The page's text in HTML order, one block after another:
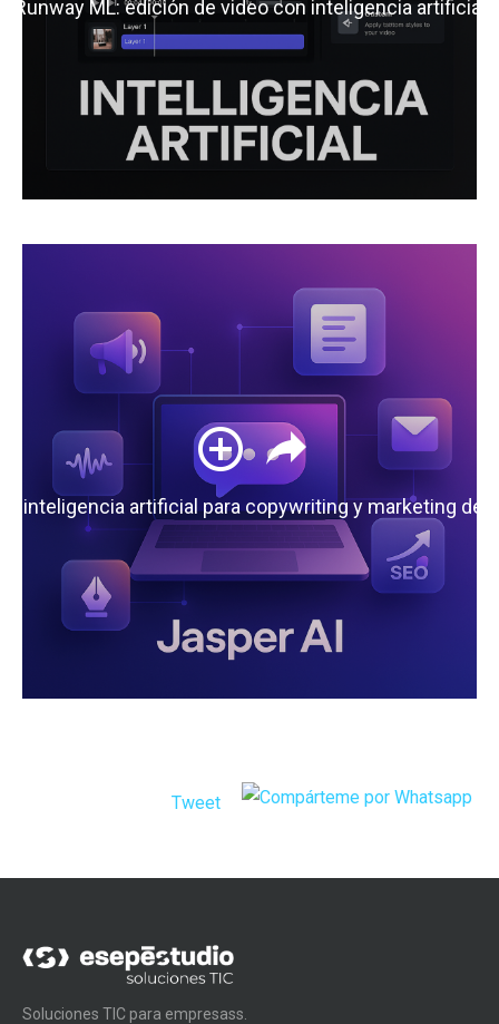
Runway ML: edición de video con inteligencia artificial
la inteligencia artificial para copywriting y marketing de
Tweet
Soluciones TIC para empresass.